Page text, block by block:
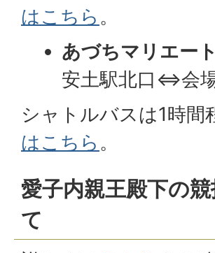
はこちら 。
あづちマリエート
安土駅北口⇔会
シャトルバスは1時間
はこちら 。
愛子内親王殿下の
て